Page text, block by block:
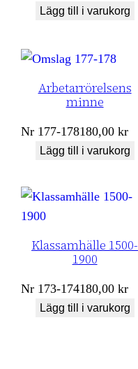
Lägg till i varukorg
Arbetarrörelsens
minne
Nr 177-178180,00kr
Lägg till i varukorg
Klassamhälle 1500-
1900
Nr 173-174180,00kr
Lägg till i varukorg